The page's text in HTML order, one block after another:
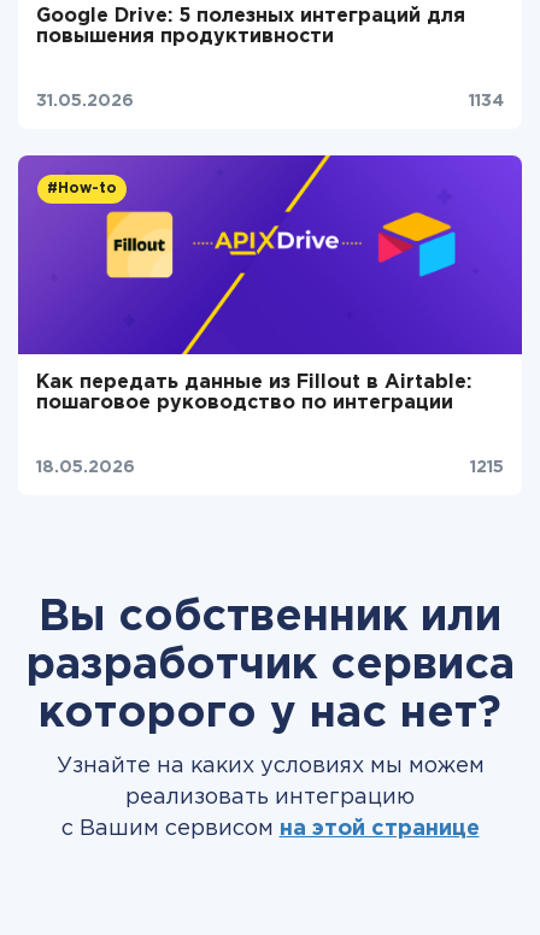
Google Drive: 5 полезных интеграций для
повышения продуктивности
31.05.2026 1134
#How-to
Как передать данные из Fillout в Airtable:
пошаговое руководство по интеграции
18.05.2026 1215
Вы собственник или
разработчик сервиса
которого у нас нет?
Узнайте на каких условиях мы можем
реализовать интеграцию
с Вашим сервисом на этой странице